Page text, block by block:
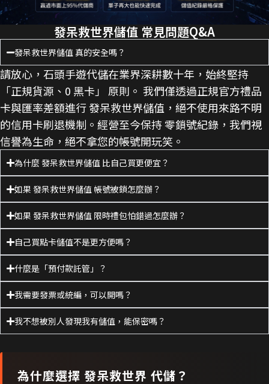
發呆救世界儲值 常見問題Q&A
發呆救世界儲值 真的安全嗎？
請放心，石頭手遊代儲在業界深耕數十年，始終堅持
「正規貨源、0 黑卡」 原則。 我們僅透過正規官方禮品
卡與匯率差額進行 發呆救世界儲值，絕不使用來路不明
的信用卡刷退機制。經營至今保持 零鎖號紀錄，我們視
信譽為生命，絕不拿您的帳號開玩笑。
為什麼 發呆救世界儲值 比自己買更便宜？
如果 發呆救世界儲值 帳號被鎖怎麼辦？
如果 發呆救世界儲值 限時禮包怕錯過怎麼辦？
自己買點卡儲值不是更方便嗎？
什麼是「預付款託管」？
我需要發票或統編，可以開嗎？
我不想被別人發現我有儲值，能保密嗎？
為什麼選擇 發呆救世界 代儲？